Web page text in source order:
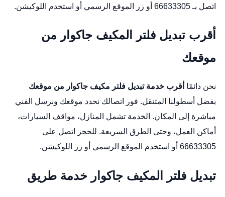
اتصل بـ 66633305 أو زر
الموقع الرسمي أو استخدم اللوكيشن.
أقرب تبديل فلتر المكيف جاكوار من
موقعك
نحن دائمًا أقرب خدمة تبديل فلتر مكيف جاكوار من موقعك
بفضل أسطولنا المتنقل. فور اتصالك نحدد موقعك ونرسل الفني
مباشرة إلى المكان. الخدمة تشمل المنازل، مواقف السيارات،
أماكن العمل، وحتى الطرق السريعة. للحجز اتصل على
66633305 أو استخدم
الموقع الرسمي أو زر اللوكيشن.
تبديل فلتر المكيف جاكوار خدمة طريق